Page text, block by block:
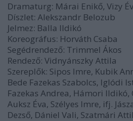
Dramaturg: Márai Enikő, Vizy
Díszlet: Alekszandr Belozub
Jelmez: Balla Ildikó
Koreográfus: Horváth Csaba
Segédrendező: Trimmel Ákos
Rendező: Vidnyánszky Attila
Szereplők: Sipos Imre, Kubik
Bede Fazekas Szabolcs, Iglódi
Fazekas Andrea, Hámori Ildikó,
Auksz Éva, Szélyes Imre, ifj.
Dezső, Dániel Vali, Szatmári